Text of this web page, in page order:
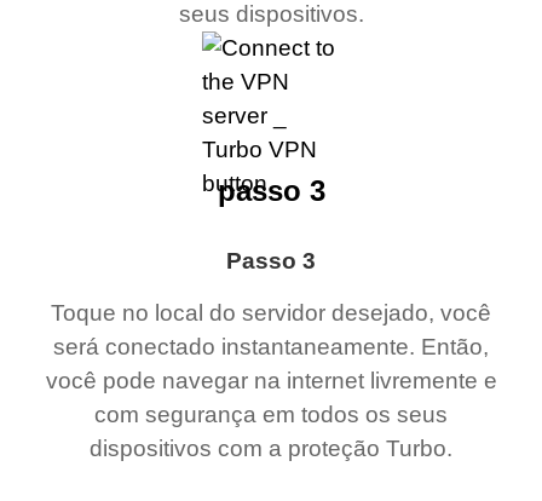
seus dispositivos.
Passo 3
Toque no local do servidor desejado, você
será conectado instantaneamente. Então,
você pode navegar na internet livremente e
com segurança em todos os seus
dispositivos com a proteção Turbo.
passo 3